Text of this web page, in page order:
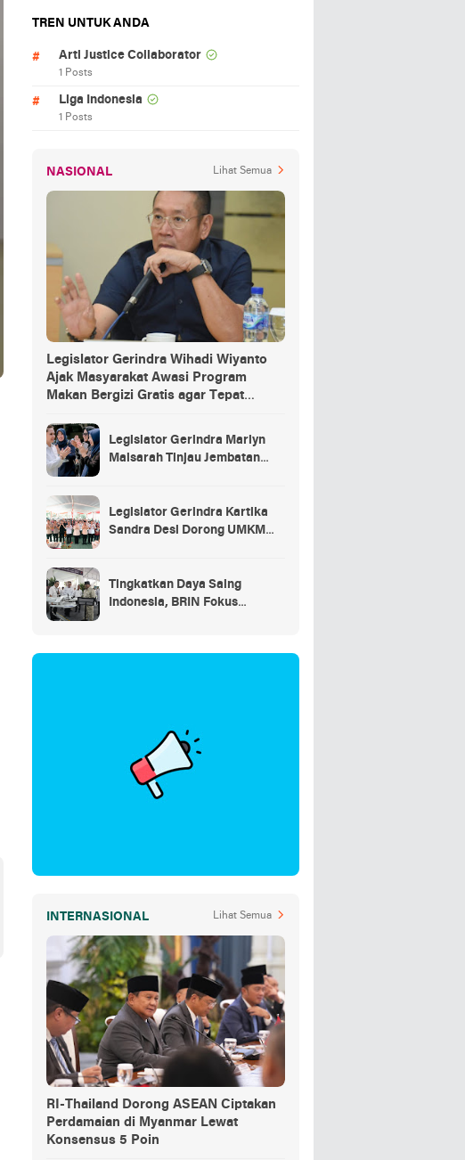
TREN UNTUK ANDA
Arti Justice Collaborator
1 Posts
Liga Indonesia
1 Posts
NASIONAL Lihat Semua
Legislator Gerindra Wihadi Wiyanto
Ajak Masyarakat Awasi Program
Makan Bergizi Gratis agar Tepat
Legislator Gerindra Marlyn
Maisarah Tinjau Jembatan
Legislator Gerindra Kartika
Sandra Desi Dorong UMKM
Tingkatkan Daya Saing
Indonesia, BRIN Fokus
INTERNASIONAL Lihat Semua
RI-Thailand Dorong ASEAN Ciptakan
Perdamaian di Myanmar Lewat
Konsensus 5 Poin